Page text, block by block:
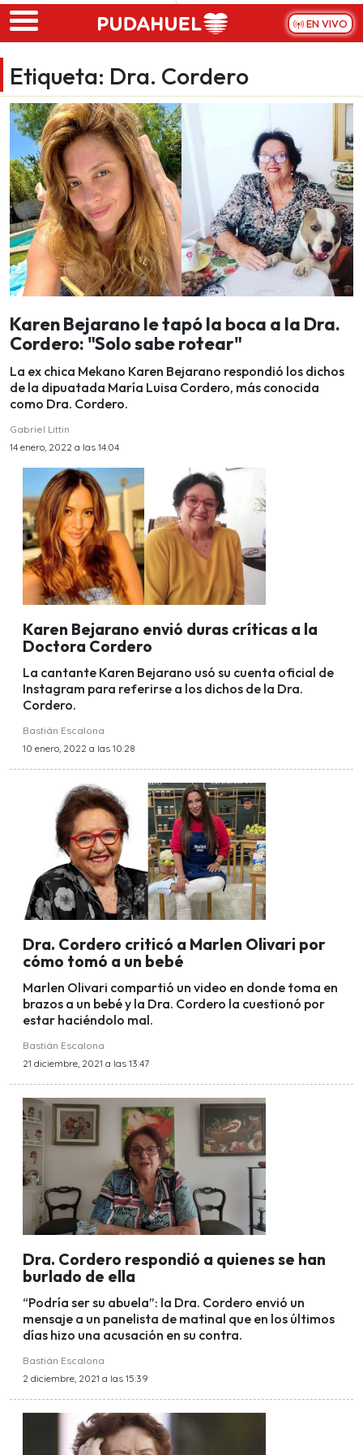
Skip to main content
EN VIVO
Etiqueta: Dra. Cordero
Karen Bejarano le tapó la boca a la Dra.
Cordero: "Solo sabe rotear"
La ex chica Mekano Karen Bejarano respondió los dichos
de la dipuatada María Luisa Cordero, más conocida
como Dra. Cordero.
Gabriel Littin
14 enero, 2022 a las 14:04
Karen Bejarano envió duras críticas a la
Doctora Cordero
La cantante Karen Bejarano usó su cuenta oficial de
Instagram para referirse a los dichos de la Dra.
Cordero.
Bastián Escalona
10 enero, 2022 a las 10:28
Dra. Cordero criticó a Marlen Olivari por
cómo tomó a un bebé
Marlen Olivari compartió un video en donde toma en
brazos a un bebé y la Dra. Cordero la cuestionó por
estar haciéndolo mal.
Bastián Escalona
21 diciembre, 2021 a las 13:47
Dra. Cordero respondió a quienes se han
burlado de ella
“Podría ser su abuela”: la Dra. Cordero envió un
mensaje a un panelista de matinal que en los últimos
días hizo una acusación en su contra.
Bastián Escalona
2 diciembre, 2021 a las 15:39